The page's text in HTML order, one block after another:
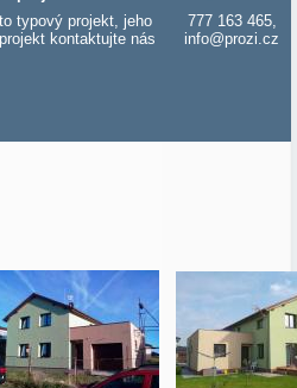
typový projekt, jeho
kontaktujte nás
777 163 465,
info@prozi.cz